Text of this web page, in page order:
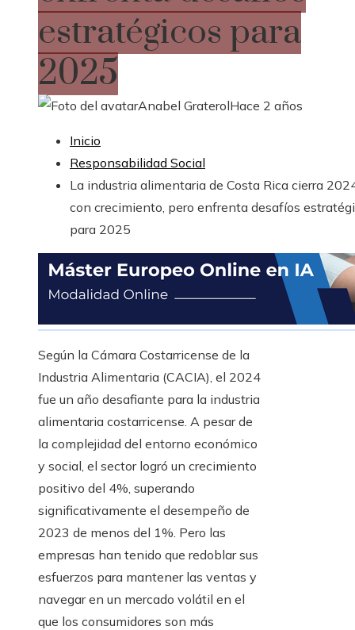
estratégicos para
2025
Anabel GraterolHace 2 años
Inicio
Responsabilidad Social
La industria alimentaria de Costa Rica cierra
con crecimiento, pero enfrenta desafíos
para 2025
Según la Cámara Costarricense de la
Industria Alimentaria (CACIA), el 2024
fue un año desafiante para la industria
alimentaria costarricense. A pesar de
la complejidad del entorno económico
y social, el sector logró un crecimiento
positivo del 4%, superando
significativamente el desempeño de
2023 de menos del 1%. Pero las
empresas han tenido que redoblar sus
esfuerzos para mantener las ventas y
navegar en un mercado volátil en el
que los consumidores son más